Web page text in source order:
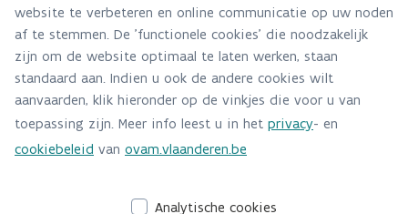
Adres
Stationsstraat 110
2800 Mechelen
Route en bereikbaarheid
Telefoon
015/284 458
website te verbeteren en online communicatie op uw noden
af te stemmen. De 'functionele cookies' die noodzakelijk
zijn om de website optimaal te laten werken, staan
standaard aan. Indien u ook de andere cookies wilt
aanvaarden, klik hieronder op de vinkjes die voor u van
toepassing zijn. Meer info leest u in het privacy- en
cookiebeleid van ovam.vlaanderen.be
Analytische cookies